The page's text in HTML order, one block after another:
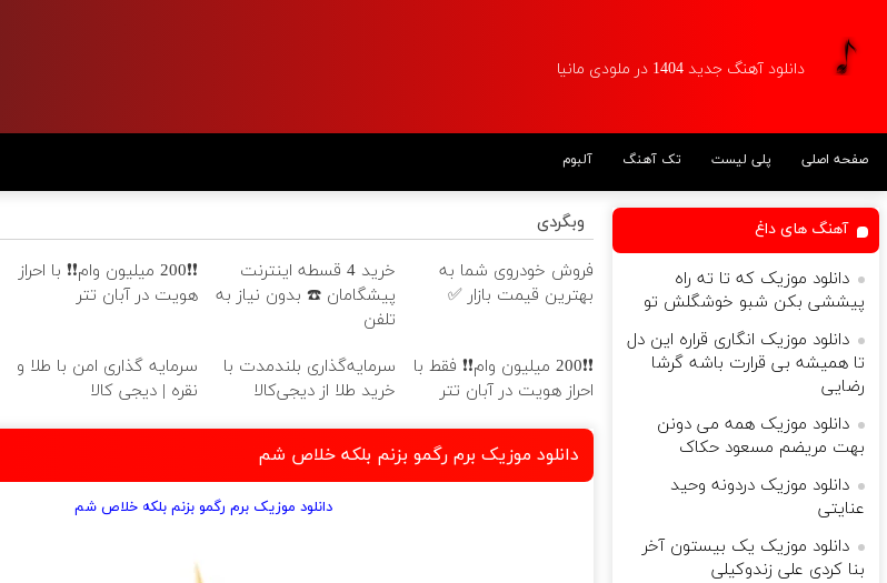
دانلود آهنگ جدید 1404 در ملودی مانیا
صفحه اصلی پلی لیست تک آهنگ آلبوم
وبگردی
فروش خودروی شما به
بهترین قیمت بازار ✅
خرید 4 قسطه اینترنت
پیشگامان ☎️ بدون نیاز به
تلفن
❗❗200 میلیون وام❗❗ با احراز
هویت در آبان تتر
❗❗200 میلیون وام❗❗ فقط با
احراز هویت در آبان تتر
سرمایه‌گذاری بلندمدت با
خرید طلا از دیجی‌کالا
سرمایه گذاری امن با طلا و
نقره | دیجی کالا
دانلود موزیک برم رگمو بزنم بلکه خلاص شم
دانلود موزیک برم رگمو بزنم بلکه خلاص شم
آهنگ های داغ
دانلود موزیک که تا ته راه
پیششی بکن شبو خوشگلش تو
دانلود موزیک انگاری قراره این دل
تا همیشه بی قرارت باشه گرشا
رضایی
دانلود موزیک همه می دونن
بهت مریضم مسعود حکاک
دانلود موزیک دردونه وحید
عنایتی
دانلود موزیک یک بیستون آخر
بنا کردی علی زندوکیلی